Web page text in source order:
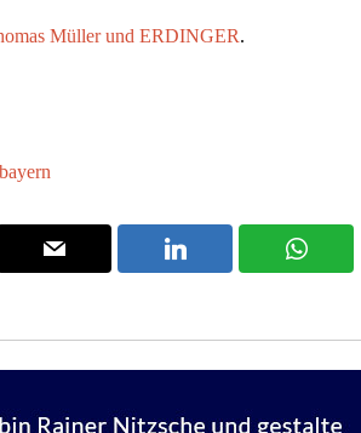
Müller und ERDINGER.